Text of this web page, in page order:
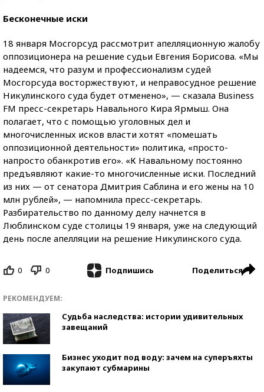
Бесконечные иски
18 января Мосгорсуд рассмотрит апелляционную жалобу
оппозиционера на решение судьи Евгения Борисова. «Мы
надеемся, что разум и профессионализм судей
Мосгорсуда восторжествуют, и неправосудное решение
Никулинского суда будет отменено», — сказала Business
FM пресс-секретарь Навального Кира Ярмыш. Она
полагает, что с помощью уголовных дел и
многочисленных исков власти хотят «помешать
оппозиционной деятельности» политика, «просто-
напросто обанкротив его». «К Навальному постоянно
предъявляют какие-то многочисленные иски. Последний
из них — от сенатора Дмитрия Саблина и его жены на 10
млн рублей», — напомнила пресс-секретарь.
Разбирательство по данному делу начнется в
Люблинском суде столицы 19 января, уже на следующий
день после апелляции на решение Никулинского суда.
0 0 Подпишись Поделиться
РЕКОМЕНДУЕМ:
Судьба наследства: истории удивительных
завещаний
Бизнес уходит под воду: зачем на суперъяхты
закупают субмарины